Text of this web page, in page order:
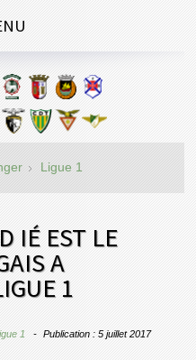
Ligue 1
IÉ EST LE
A
1
1 Publication : 5 juillet 2017